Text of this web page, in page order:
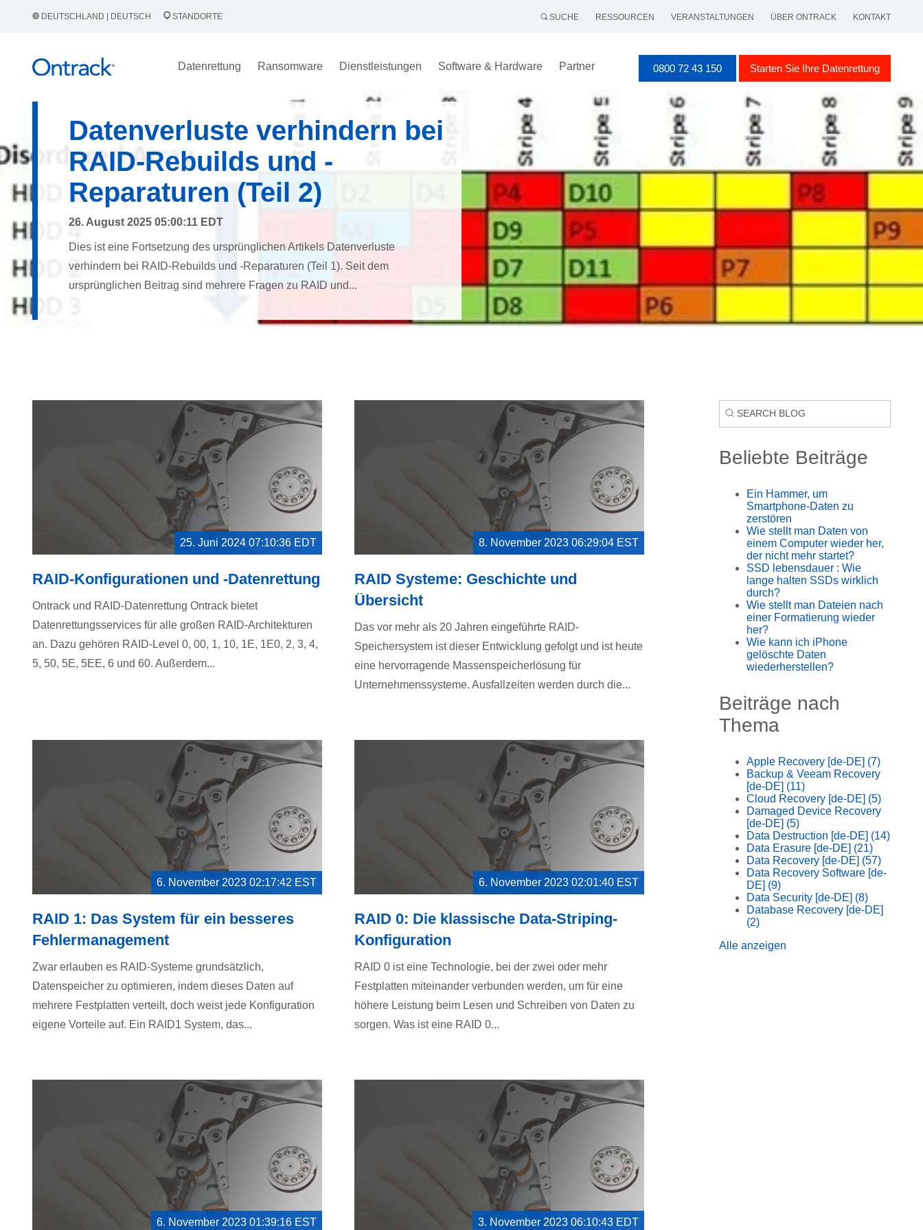
DEUTSCHLAND | DEUTSCH STANDORTE SUCHE RESSOURCEN VERANSTALTUNGEN ÜBER ONTRACK KONTAKT
Datenrettung Ransomware Dienstleistungen Software & Hardware Partner 0800 72 43 150 Starten Sie Ihre Datenrettung
Datenverluste verhindern bei
RAID-Rebuilds und -
Reparaturen (Teil 2)
26. August 2025 05:00:11 EDT
Dies ist eine Fortsetzung des ursprünglichen Artikels Datenverluste
verhindern bei RAID-Rebuilds und -Reparaturen (Teil 1). Seit dem
ursprünglichen Beitrag sind mehrere Fragen zu RAID und...
25. Juni 2024 07:10:36 EDT
RAID-Konfigurationen und -Datenrettung
Ontrack und RAID-Datenrettung Ontrack bietet
Datenrettungsservices für alle großen RAID-Architekturen
an. Dazu gehören RAID-Level 0, 00, 1, 10, 1E, 1E0, 2, 3, 4,
5, 50, 5E, 5EE, 6 und 60. Außerdem...
8. November 2023 06:29:04 EST
RAID Systeme: Geschichte und
Übersicht
Das vor mehr als 20 Jahren eingeführte RAID-
Speichersystem ist dieser Entwicklung gefolgt und ist heute
eine hervorragende Massenspeicherlösung für
Unternehmenssysteme. Ausfallzeiten werden durch die...
6. November 2023 02:17:42 EST
RAID 1: Das System für ein besseres
Fehlermanagement
Zwar erlauben es RAID-Systeme grundsätzlich,
Datenspeicher zu optimieren, indem dieses Daten auf
mehrere Festplatten verteilt, doch weist jede Konfiguration
eigene Vorteile auf. Ein RAID1 System, das...
6. November 2023 02:01:40 EST
RAID 0: Die klassische Data-Striping-
Konfiguration
RAID 0 ist eine Technologie, bei der zwei oder mehr
Festplatten miteinander verbunden werden, um für eine
höhere Leistung beim Lesen und Schreiben von Daten zu
sorgen. Was ist eine RAID 0...
6. November 2023 01:39:16 EST 3. November 2023 06:10:43 EDT
Beliebte Beiträge
Ein Hammer, um
Smartphone-Daten zu
zerstören
Wie stellt man Daten von
einem Computer wieder her,
der nicht mehr startet?
SSD lebensdauer : Wie
lange halten SSDs wirklich
durch?
Wie stellt man Dateien nach
einer Formatierung wieder
her?
Wie kann ich iPhone
gelöschte Daten
wiederherstellen?
Beiträge nach
Thema
Apple Recovery [de-DE] (7)
Backup & Veeam Recovery
[de-DE] (11)
Cloud Recovery [de-DE] (5)
Damaged Device Recovery
[de-DE] (5)
Data Destruction [de-DE] (14)
Data Erasure [de-DE] (21)
Data Recovery [de-DE] (57)
Data Recovery Software [de-
DE] (9)
Data Security [de-DE] (8)
Database Recovery [de-DE]
(2)
Alle anzeigen